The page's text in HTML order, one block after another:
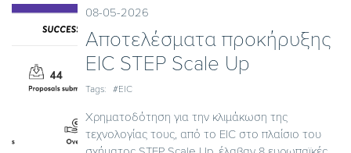
08-05-2026
Αποτελέσματα προκήρυξης
EIC STEP Scale Up
Tags: #EIC
Χρηματοδότηση για την κλιμάκωση της
τεχνολογίας τους, από το EIC στο πλαίσιο του